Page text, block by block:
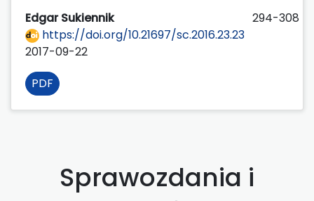
Edgar Sukiennik
294-308
https://doi.org/10.21697/sc.2016.23.23
2017-09-22
PDF
Sprawozdania i